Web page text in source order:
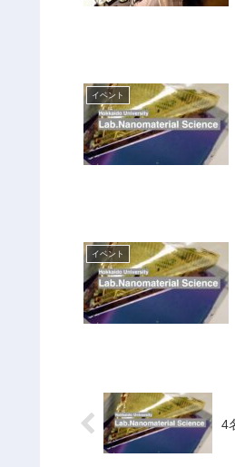
イベント
イベント
4